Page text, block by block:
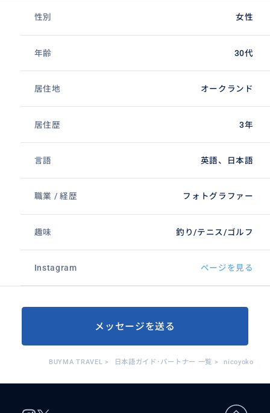
性別 女性
年齢 30代
居住地 オークランド
居住歴 3年
言語 英語、日本語
職業 / 経歴 フォトグラファー
趣味 釣り/テニス/ゴルフ
Instagram ページを見る
メッセージを送る
BUYMA TRAVEL > 日本語ガイド･パートナー 一覧 > nicoyoko